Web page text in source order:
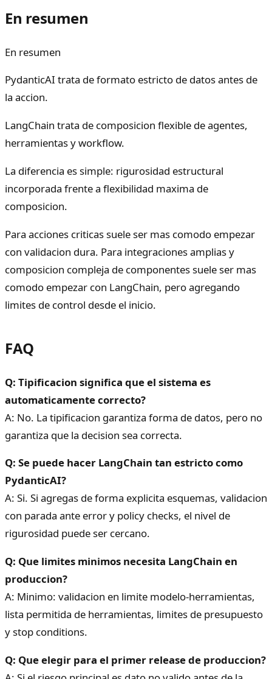
En resumen
En resumen
PydanticAI trata de formato estricto de datos antes de
la accion.
LangChain trata de composicion flexible de agentes,
herramientas y workflow.
La diferencia es simple: rigurosidad estructural
incorporada frente a flexibilidad maxima de
composicion.
Para acciones criticas suele ser mas comodo empezar
con validacion dura. Para integraciones amplias y
composicion compleja de componentes suele ser mas
comodo empezar con LangChain, pero agregando
limites de control desde el inicio.
FAQ
Q: Tipificacion significa que el sistema es
automaticamente correcto?
A: No. La tipificacion garantiza forma de datos, pero no
garantiza que la decision sea correcta.
Q: Se puede hacer LangChain tan estricto como
PydanticAI?
A: Si. Si agregas de forma explicita esquemas, validacion
con parada ante error y policy checks, el nivel de
rigurosidad puede ser cercano.
Q: Que limites minimos necesita LangChain en
produccion?
A: Minimo: validacion en limite modelo-herramientas,
lista permitida de herramientas, limites de presupuesto
y stop conditions.
Q: Que elegir para el primer release de produccion?